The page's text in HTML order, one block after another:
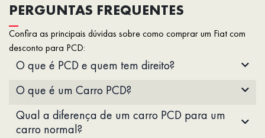
PERGUNTAS FREQUENTES
Confira as principais dúvidas sobre como comprar um Fiat com
desconto para PCD:
O que é PCD e quem tem direito?
O que é um Carro PCD?
Qual a diferença de um carro PCD para um
carro normal?